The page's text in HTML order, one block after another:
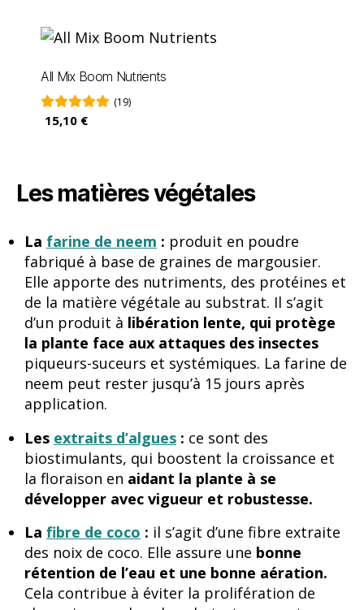
All Mix Boom Nutrients
(19)
15,10 €
Les matières végétales
La farine de neem : produit en poudre
fabriqué à base de graines de margousier.
Elle apporte des nutriments, des protéines et
de la matière végétale au substrat. Il s’agit
d’un produit à libération lente, qui protège
la plante face aux attaques des insectes
piqueurs-suceurs et systémiques. La farine de
neem peut rester jusqu’à 15 jours après
application.
Les extraits d’algues : ce sont des
biostimulants, qui boostent la croissance et
la floraison en aidant la plante à se
développer avec vigueur et robustesse.
La fibre de coco : il s’agit d’une fibre extraite
des noix de coco. Elle assure une bonne
rétention de l’eau et une bonne aération.
Cela contribue à éviter la prolifération de